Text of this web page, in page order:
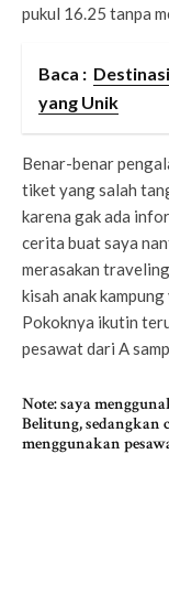
pukul 16.25 tanpa
Baca :
yang Unik
Benar-benar
tiket yang salah
karena gak ada
cerita buat saya
merasakan
kisah anak
Pokoknya ikutin
pesawat dari A
Note: saya
Belitung, sedangkan
menggunakan